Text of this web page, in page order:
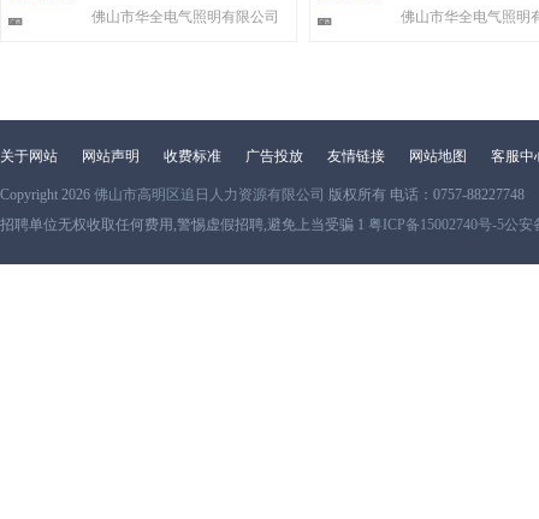
佛山市华全电气照明有限公司
佛山市华全电气照明
关于网站 网站声明 收费标准 广告投放 友情链接 网站地图 客服中
Copyright 2026 佛山市高明区追日人力资源有限公司 版权所有 电话：0757-88227748
招聘单位无权收取任何费用,警惕虚假招聘,避免上当受骗 1 粤ICP备15002740号-5公安